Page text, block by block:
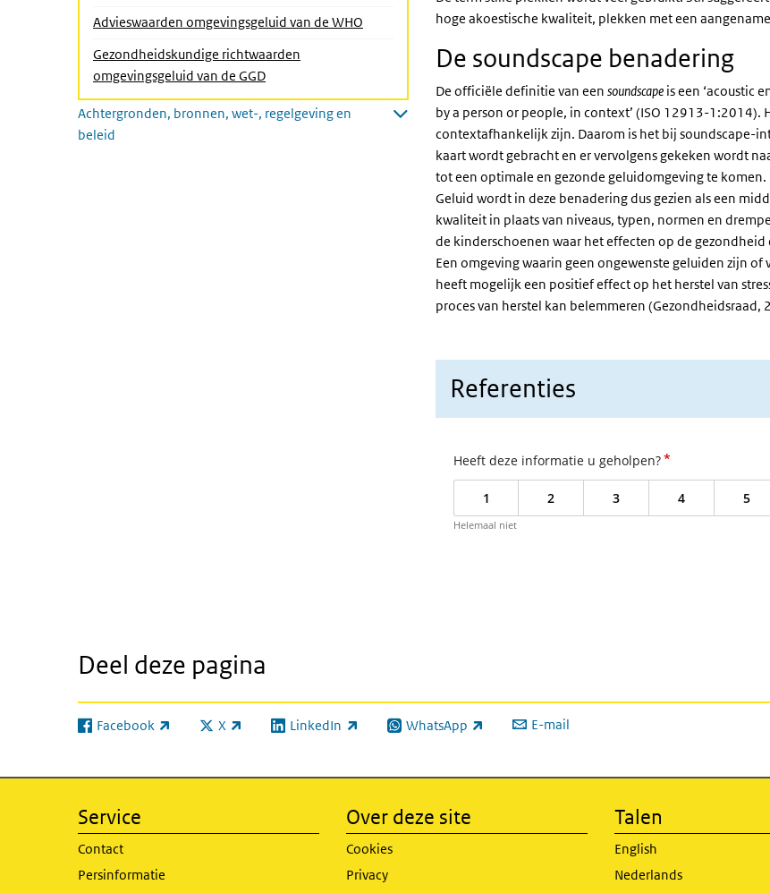
Advieswaarden omgevingsgeluid van de WHO
Gezondheidskundige richtwaarden
omgevingsgeluid van de GGD
Achtergronden, bronnen, wet-, regelgeving en
beleid
hoge akoestische kwaliteit, plekken met een
De soundscape benadering
De officiële definitie van een soundscape is een ‘acoustic
by a person or people, in context’ (ISO 12913-
contextafhankelijk zijn. Daarom is het bij soundscape-
kaart wordt gebracht en er vervolgens gekeken wordt
tot een optimale en gezonde geluidomgeving te komen.
Geluid wordt in deze benadering dus gezien als een
kwaliteit in plaats van niveaus, typen, normen en
de kinderschoenen waar het effecten op de
Een omgeving waarin geen ongewenste geluiden zijn
heeft mogelijk een positief effect op het herstel van
proces van herstel kan belemmeren (Gezondheidsraad,
Referenties
Heeft deze informatie u geholpen?*
1 2 3 4 5
Helemaal niet
Deel deze pagina
Facebook
(externe link) X
(externe link) LinkedIn
(externe link) WhatsApp
(externe link) E-mail
Service
Contact
Persinformatie
Over deze site
Cookies
Privacy
Talen
English
Nederlands